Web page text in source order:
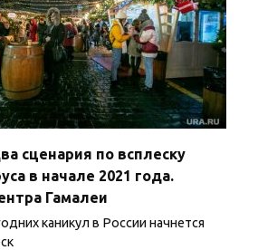
сценария по всплеску
в начале 2021 года.
Гамалеи
каникул в России начнется